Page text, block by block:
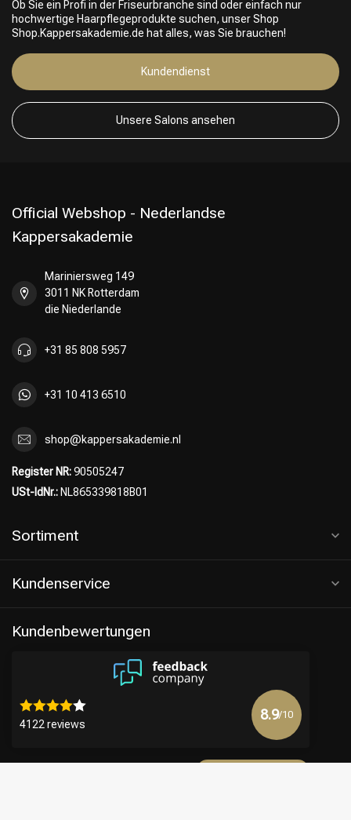
Friseurwahl
Ob Sie ein Profi in der Friseurbranche sind oder einfach nur
hochwertige Haarpflegeprodukte suchen, unser Shop
Shop.Kappersakademie.de hat alles, was Sie brauchen!
Kundendienst
Unsere Salons ansehen
Official Webshop - Nederlandse
Kappersakademie
Mariniersweg 149
3011 NK Rotterdam
die Niederlande
+31 85 808 5957
+31 10 413 6510
shop@kappersakademie.nl
Register NR:90505247
USt-IdNr.: NL865339818B01
Sortiment
Kundenservice
Kundenbewertungen
4122 reviews
8.9/10